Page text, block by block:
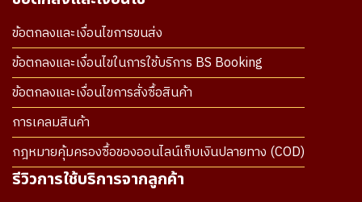
ข้อตกลงและเงื่อนไขการขนส่ง
ข้อตกลงและเงื่อนไขในการใช้บริการ BS Booking
ข้อตกลงและเงื่อนไขการสั่งซื้อสินค้า
การเคลมสินค้า
กฎหมายคุ้มครองซื้อของออนไลน์เก็บเงินปลายทาง (COD)
รีวิวการใช้บริการจากลูกค้า